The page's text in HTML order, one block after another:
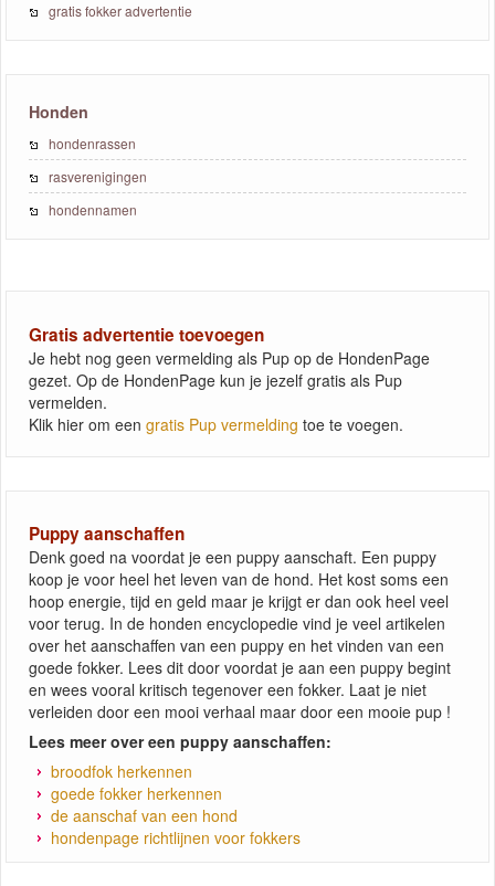
gratis fokker advertentie
Honden
hondenrassen
rasverenigingen
hondennamen
Gratis advertentie toevoegen
Je hebt nog geen vermelding als Pup op de HondenPage
gezet. Op de HondenPage kun je jezelf gratis als Pup
vermelden.
Klik hier om een gratis Pup vermelding toe te voegen.
Puppy aanschaffen
Denk goed na voordat je een puppy aanschaft. Een puppy
koop je voor heel het leven van de hond. Het kost soms een
hoop energie, tijd en geld maar je krijgt er dan ook heel veel
voor terug. In de honden encyclopedie vind je veel artikelen
over het aanschaffen van een puppy en het vinden van een
goede fokker. Lees dit door voordat je aan een puppy begint
en wees vooral kritisch tegenover een fokker. Laat je niet
verleiden door een mooi verhaal maar door een mooie pup !
Lees meer over een puppy aanschaffen:
broodfok herkennen
goede fokker herkennen
de aanschaf van een hond
hondenpage richtlijnen voor fokkers